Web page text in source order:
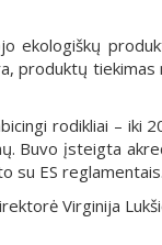
ekologiškų
produktų
rodikliai – iki
Buvo įsteigta
su ES reglamentais.
Virginija